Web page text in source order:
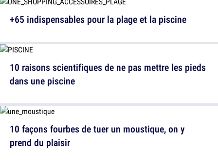
10 raisons scientifiques de ne pas mettre les pieds
dans une piscine
+65 indispensables pour la plage et la piscine
10 façons fourbes de tuer un moustique, on y
prend du plaisir